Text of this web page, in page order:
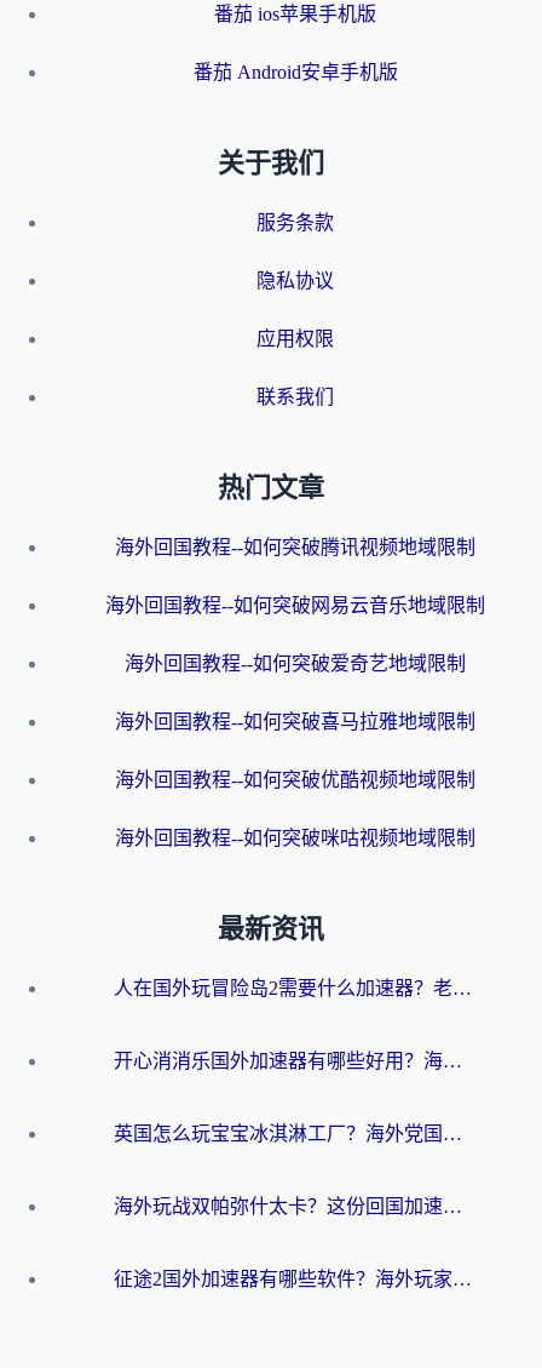
番茄 ios苹果手机版
番茄 Android安卓手机版
关于我们
服务条款
隐私协议
应用权限
联系我们
热门文章
海外回国教程--如何突破腾讯视频地域限制
海外回国教程--如何突破网易云音乐地域限制
海外回国教程--如何突破爱奇艺地域限制
海外回国教程--如何突破喜马拉雅地域限制
海外回国教程--如何突破优酷视频地域限制
海外回国教程--如何突破咪咕视频地域限制
最新资讯
人在国外玩冒险岛2需要什么加速器？老玩家亲测有效的选择指南
开心消消乐国外加速器有哪些好用？海外党亲测不踩坑指南（附塔瑞斯世界Online流畅技巧）
英国怎么玩宝宝冰淇淋工厂？海外党国服游戏加速避坑指南（附挪威装甲风暴解决方案）
海外玩战双帕弥什太卡？这份回国加速器终极指南帮你告别延迟（附打球球大作战古今江湖加速方案）
征途2国外加速器有哪些软件？海外玩家亲测实用指南（附非洲梦幻西游加速技巧）